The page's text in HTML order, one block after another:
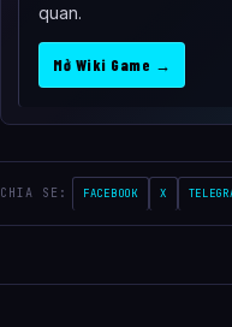
quan.
Mở Wiki Game →
CHIA SE: FACEBOOK X